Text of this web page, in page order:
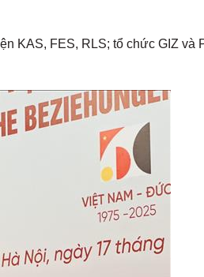
KAS, FES, RLS; tổ chức GIZ và